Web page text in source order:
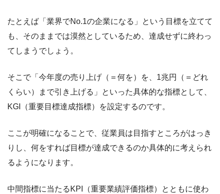
たとえば「業界でNo.1の企業になる」という目標を立てて
も、そのままでは漠然としているため、達成せずに終わっ
てしまうでしょう。
そこで「今年度の売り上げ（＝何を）を、1兆円（＝どれ
くらい）まで引き上げる」といった具体的な指標として、
KGI（重要目標達成指標）を設定するのです。
ここが明確になることで、従業員は目指すところがはっき
りし、何をすれば目標が達成できるのか具体的に考えられ
るようになります。
中間指標に当たるKPI（重要業績評価指標）とともに使わ